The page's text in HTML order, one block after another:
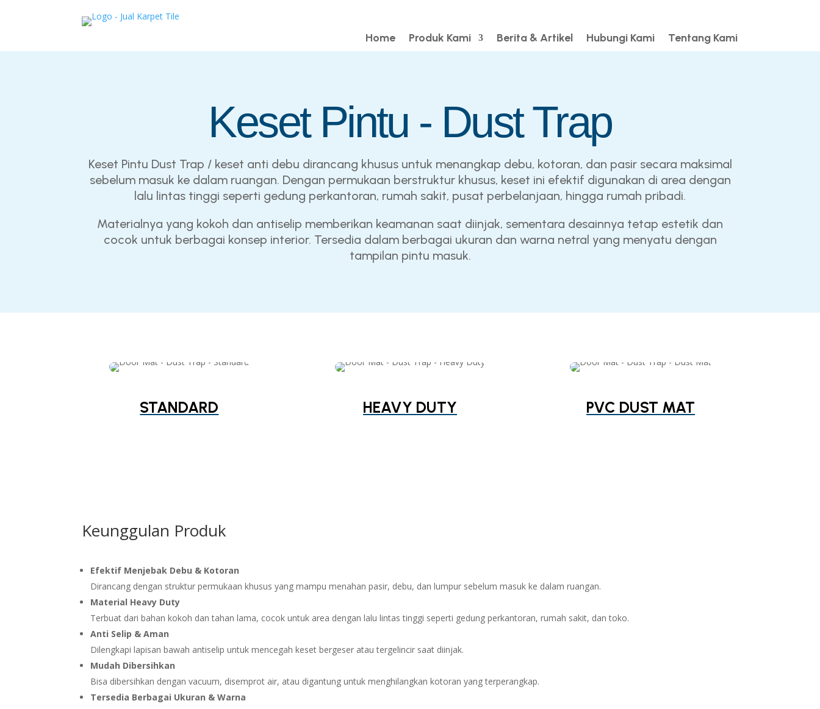
Home Produk Kami Berita & Artikel Hubungi Kami Tentang Kami
Keset Pintu - Dust Trap
Keset Pintu Dust Trap / keset anti debu dirancang khusus untuk menangkap debu, kotoran, dan pasir secara maksimal
sebelum masuk ke dalam ruangan. Dengan permukaan berstruktur khusus, keset ini efektif digunakan di area dengan
lalu lintas tinggi seperti gedung perkantoran, rumah sakit, pusat perbelanjaan, hingga rumah pribadi.
Materialnya yang kokoh dan antiselip memberikan keamanan saat diinjak, sementara desainnya tetap estetik dan
cocok untuk berbagai konsep interior. Tersedia dalam berbagai ukuran dan warna netral yang menyatu dengan
tampilan pintu masuk.
STANDARD HEAVY DUTY PVC DUST MAT
Keunggulan Produk
Efektif Menjebak Debu & Kotoran
Dirancang dengan struktur permukaan khusus yang mampu menahan pasir, debu, dan lumpur sebelum masuk ke dalam ruangan.
Material Heavy Duty
Terbuat dari bahan kokoh dan tahan lama, cocok untuk area dengan lalu lintas tinggi seperti gedung perkantoran, rumah sakit, dan toko.
Anti Selip & Aman
Dilengkapi lapisan bawah antiselip untuk mencegah keset bergeser atau tergelincir saat diinjak.
Mudah Dibersihkan
Bisa dibersihkan dengan vacuum, disemprot air, atau digantung untuk menghilangkan kotoran yang terperangkap.
Tersedia Berbagai Ukuran & Warna